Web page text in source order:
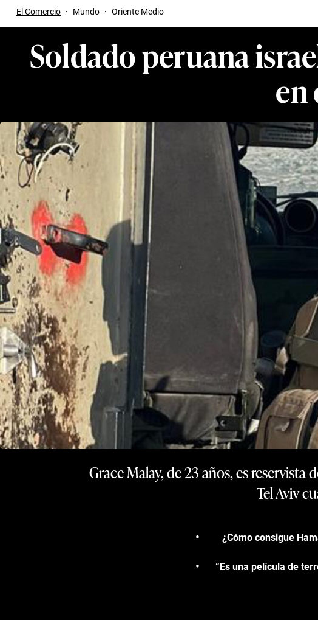
El Comercio · Mundo · Oriente Medio
Soldado peruana
en
Grace Malay, de 23 años, es
Tel Aviv
¿Cómo consigue
“Es una película de